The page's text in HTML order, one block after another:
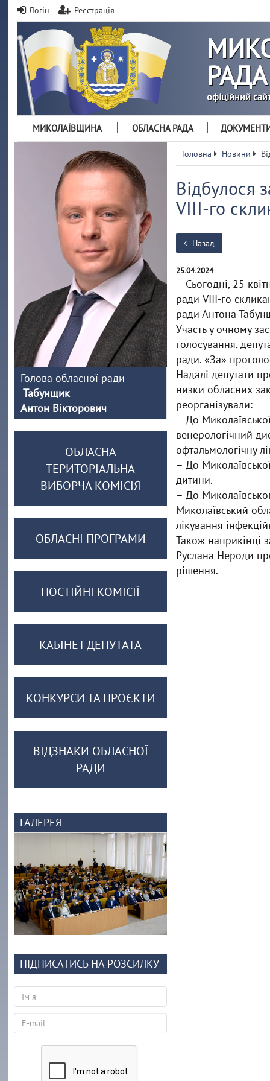
Логін Реєстрація
РАДА
офіційний
МИКОЛАЇВЩИНА ОБЛАСНА РАДА
Головна Новини
Відбулося
VIII-го
Назад
25.04.2024
Сьогодні, 25
ради VIII-го
ради Антона
Участь у очному
голосування,
ради. «За»
Надалі депутати
низки обласних
реорганізували:
– До
венерологічний
офтальмологічну
– До
дитини.
– До
Миколаївський
лікування
Також наприкінці
Руслана Нероди
рішення.
Голова обласної ради
Табунщик
Антон Вікторович
ОБЛАСНА
ТЕРИТОРІАЛЬНА
ВИБОРЧА КОМІСІЯ
ОБЛАСНІ ПРОГРАМИ
ПОСТІЙНІ КОМІСІЇ
КАБІНЕТ ДЕПУТАТА
КОНКУРСИ ТА ПРОЄКТИ
ВІДЗНАКИ ОБЛАСНОЇ
РАДИ
ГАЛЕРЕЯ
ПІДПИСАТИСЬ НА РОЗСИЛКУ